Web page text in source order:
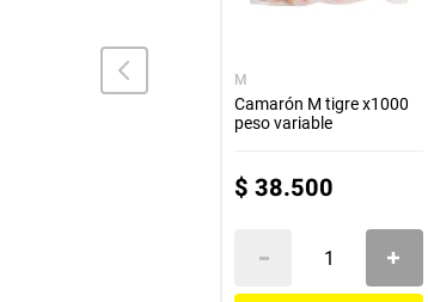
M
Camarón M tigre x1000
peso variable
$ 38.500